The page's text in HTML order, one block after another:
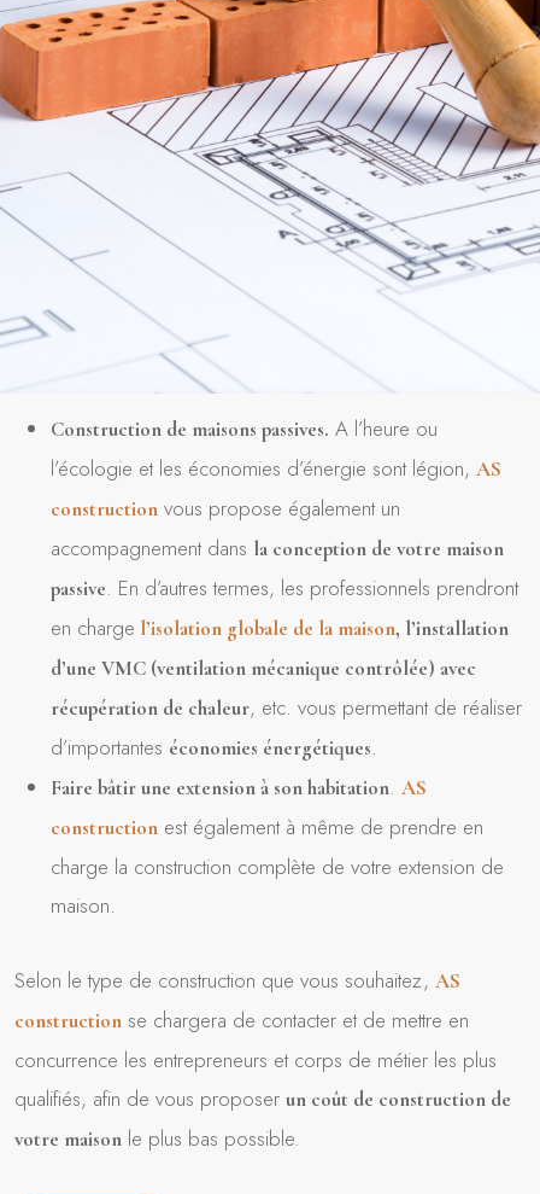
Construction de maisons passives. A l’heure ou
l’écologie et les économies d’énergie sont légion,AS
construction vous propose également un
accompagnement dans la conception de votre maison
passive. En d’autres termes, les professionnels prendront
en charge l’isolation globale de la maison, l’installation
d’une VMC (ventilation mécanique contrôlée) avec
récupération de chaleur, etc. vous permettant de réaliser
d’importantes économies énergétiques.
Faire bâtir une extension à son habitation.AS
construction est également à même de prendre en
charge la construction complète de votre extension de
maison.
Selon le type de construction que vous souhaitez,AS
construction se chargera de contacter et de mettre en
concurrence les entrepreneurs et corps de métier les plus
qualifiés, afin de vous proposerun coût de construction de
votre maison le plus bas possible.